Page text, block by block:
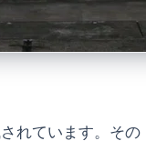
れています。その